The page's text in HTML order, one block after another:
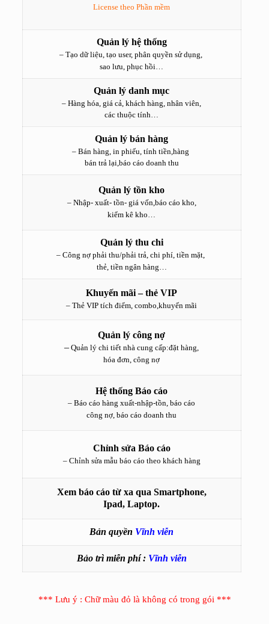
License theo Phần mềm
Quản lý hệ thống
– Tạo dữ liệu, tạo user, phân quyền sử dụng,
sao lưu, phục hồi…
Quản lý danh mục
– Hàng hóa, giá cả, khách hàng, nhân viên,
các thuộc tính…
Quản lý bán hàng
– Bán hàng, in phiếu, tính tiền,hàng
bán trả lại,báo cáo doanh thu
Quản lý tồn kho
– Nhập- xuất- tồn- giá vốn,báo cáo kho,
kiểm kê kho…
Quản lý thu chi
– Công nợ phải thu/phải trả, chi phí, tiền mặt,
thẻ, tiền ngân hàng…
Khuyến mãi – thẻ VIP
– Thẻ VIP tích điểm, combo,khuyến mãi
Quản lý công nợ
– Quản lý chi tiết nhà cung cấp:đặt hàng,
hóa đơn, công nợ
Hệ thống Báo cáo
– Báo cáo hàng xuất-nhập-tồn, báo cáo
công nợ, báo cáo doanh thu
Chỉnh sửa Báo cáo
– Chỉnh sửa mẫu báo cáo theo khách hàng
Xem báo cáo từ xa qua Smartphone,
Ipad, Laptop.
Bản quyền Vĩnh viễn
Bảo trì miễn phí : Vĩnh viễn
*** Lưu ý : Chữ màu đỏ là không có trong gói ***